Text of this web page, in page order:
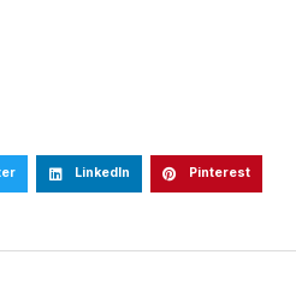
LinkedIn Pinterest